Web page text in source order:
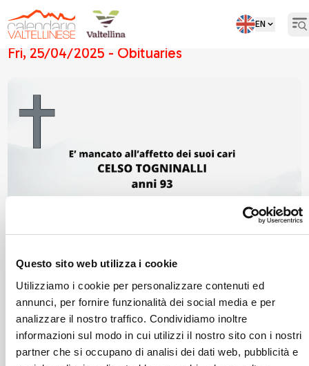
Questo sito web utilizza i cookie
Utilizziamo i cookie per personalizzare contenuti ed
annunci, per fornire funzionalità dei social media e per
analizzare il nostro traffico. Condividiamo inoltre
informazioni sul modo in cui utilizzi il nostro sito con i nostri
partner che si occupano di analisi dei dati web, pubblicità e
EN
Fri, 25/04/2025 - Obituaries